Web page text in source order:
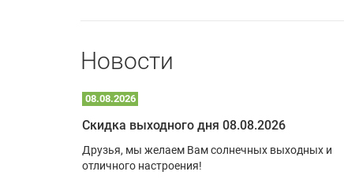
Новости
08.08.2026
Скидка выходного дня 08.08.2026
Друзья, мы желаем Вам солнечных выходных и
отличного настроения!